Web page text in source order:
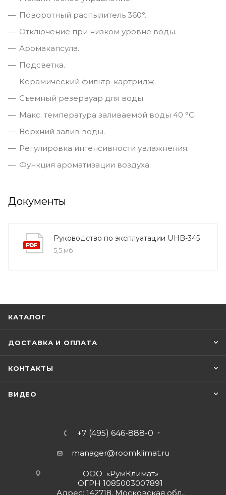
Поворотный распылитель 360°.
Отключение при низком уровне воды.
Аромакапсула.
Подсветка.
Керамический фильтр-картридж.
Съемный резервуар для воды.
Макс. температура заливаемой воды 40 °С.
Верхний залив воды.
Регулировка интенсивности увлажнения.
Функция ароматизации воздуха.
Документы
Руководство по эксплуатации UHB-345
5,5 мб
КАТАЛОГ
ДОСТАВКА И ОПЛАТА
КОНТАКТЫ
ВИДЕО
+7 (495) 646-888-0
manager@roomklimat.ru
ООО «РумКлимат»
ОГРН 1085003007891
Адрес: 142718, Московская обл.,